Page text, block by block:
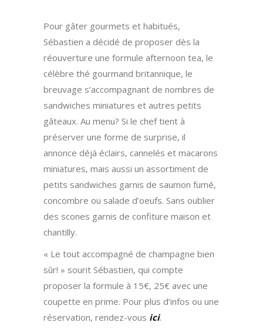
Pour gâter gourmets et habitués,
Sébastien a décidé de proposer dès la
réouverture une formule afternoon tea, le
célèbre thé gourmand britannique, le
breuvage s’accompagnant de nombres de
sandwiches miniatures et autres petits
gâteaux. Au menu? Si le chef tient à
préserver une forme de surprise, il
annonce déjà éclairs, cannelés et macarons
miniatures, mais aussi un assortiment de
petits sandwiches garnis de saumon fumé,
concombre ou salade d’oeufs. Sans oublier
des scones garnis de confiture maison et
chantilly.
« Le tout accompagné de champagne bien
sûr! » sourit Sébastien, qui compte
proposer la formule à 15€, 25€ avec une
coupette en prime. Pour plus d’infos ou une
réservation, rendez-vous ici.